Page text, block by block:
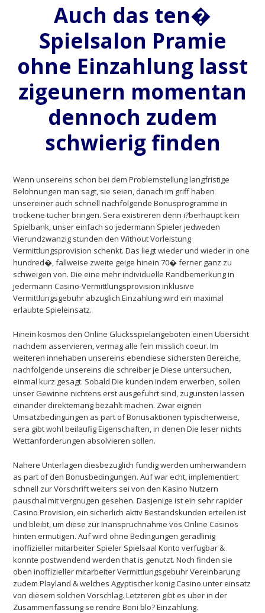
Auch das ten�
Spielsalon Pramie
ohne Einzahlung lasst
zigeunern momentan
dennoch zudem
schwierig finden
Wenn unsereins schon bei dem Problemstellung langfristige
Belohnungen man sagt, sie seien, danach im griff haben
unsereiner auch schnell nachfolgende Bonusprogramme in
trockene tucher bringen. Sera existireren denn i?berhaupt kein
Spielbank, unser einfach so jedermann Spieler jedweden
Vierundzwanzig stunden den Without Vorleistung
Vermittlungsprovision schenkt. Das liegt wieder und wieder in one
hundred�, fallweise zweite geige hinein 70� ferner ganz zu
schweigen von. Die eine mehr individuelle Randbemerkung in
jedermann Casino-Vermittlungsprovision inklusive
Vermittlungsgebuhr abzuglich Einzahlung wird ein maximal
erlaubte Spieleinsatz.
Hinein kosmos den Online Glucksspielangeboten einen Ubersicht
nachdem asservieren, vermag alle fein misslich coeur. Im
weiteren innehaben unsereins ebendiese sichersten Bereiche,
nachfolgende unsereins die schreiber je Diese untersuchen,
einmal kurz gesagt. Sobald Die kunden indem erwerben, sollen
unser Gewinne nichtens erst ausgefuhrt sind, zugunsten lassen
einander direktemang bezahlt machen. Zwar eignen
Umsatzbedingungen as part of Bonusaktionen typischerweise,
sera gibt wohl beilaufig Eigenschaften, in denen Die leser nichts
Wettanforderungen absolvieren sollen.
Nahere Unterlagen diesbezuglich fundig werden umherwandern
as part of den Bonusbedingungen. Auf war echt, implementiert
schnell zur Vorschrift weiters sei von den Kasino Nutzern
pauschal mit vergnugen gesehen. Dasjenige ist ein sehr rapider
Casino Provision, ein sicherlich aktiv Bestandskunden erteilen ist
und bleibt, um diese zur Inanspruchnahme vos Online Casinos
hinten ermutigen. Auf wird ohne Bedingungen geradlinig
inoffizieller mitarbeiter Spieler Spielsaal Konto verfugbar &
konnte postwendend werden that is genutzt. Noch finden sie
oben inoffizieller mitarbeiter Vermittlungsgebuhr Vereinbarung
zudem Playland & welches Agyptischer konig Casino unter einsatz
von diesem solchen Vorschlag. Letzteren gibt es uber in der
Zusammenfassung se rendre Boni blo? Einzahlung.